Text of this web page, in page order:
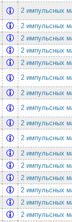
2 импульсных
2 импульсных
2 импульсных
2 импульсных
2 импульсных
2 импульсных
2 импульсных
2 импульсных
2 импульсных
2 импульсных
2 импульсных
2 импульсных
2 импульсных
2 импульсных
2 импульсных
2 импульсных